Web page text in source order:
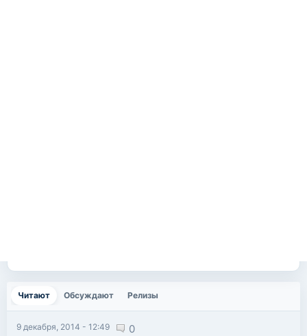
Читают
(активная вкладка)
Обсуждают Релизы
9 декабря, 2014 - 12:49 0